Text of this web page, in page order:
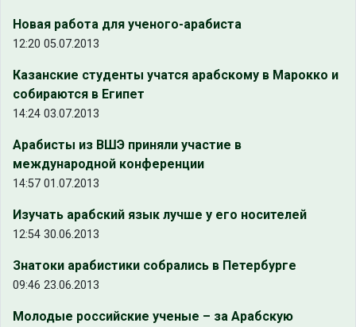
Новая работа для ученого-арабиста
12:20 05.07.2013
Казанские студенты учатся арабскому в Марокко и
собираются в Египет
14:24 03.07.2013
Арабисты из ВШЭ приняли участие в
международной конференции
14:57 01.07.2013
Изучать арабский язык лучше у его носителей
12:54 30.06.2013
Знатоки арабистики собрались в Петербурге
09:46 23.06.2013
Молодые российские ученые – за Арабскую